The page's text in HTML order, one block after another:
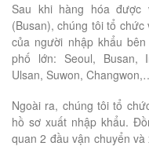
Sau khi hàng hóa được
(Busan), chúng tôi tổ
của người nhập khẩu
phố lớn: Seoul, Busan,
Ulsan, Suwon,
Ngoài ra, chúng tôi tổ
hồ sơ xuất nhập khẩu.
quan 2 đầu vận chuyển